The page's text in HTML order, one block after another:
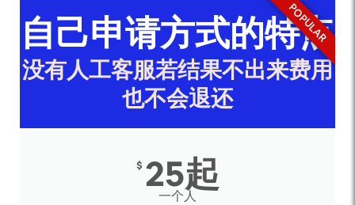
自己申请方式的特点
没有人工客服若结果不出来费用
也不会退还
$ 25起
一个人
POPULAR